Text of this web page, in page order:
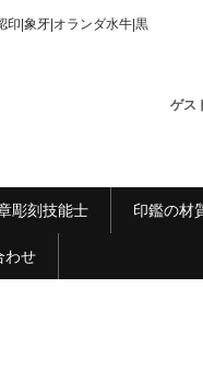
印|象牙|オランダ水牛|黒
ゲス
彫刻技能士 印鑑の材
わせ